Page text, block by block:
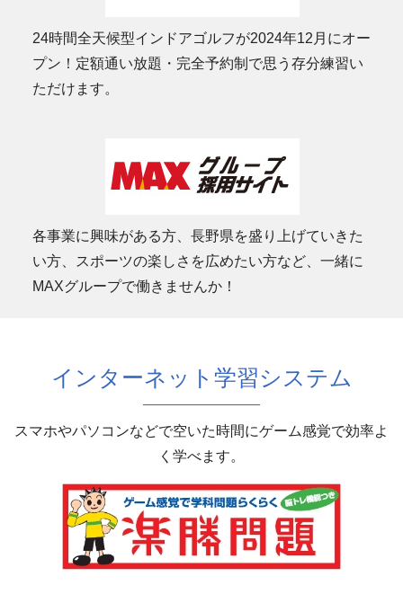
24時間全天候型インドアゴルフが2024年12月にオー
プン！定額通い放題・完全予約制で思う存分練習い
ただけます。
各事業に興味がある方、長野県を盛り上げていきた
い方、スポーツの楽しさを広めたい方など、一緒に
MAXグループで働きませんか！
インターネット学習システム
スマホやパソコンなどで空いた時間にゲーム感覚で効率よ
く学べます。